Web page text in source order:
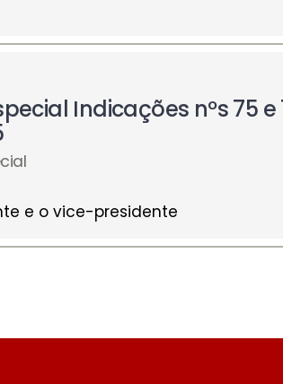
Indicações nºs 75 e
e o vice-presidente